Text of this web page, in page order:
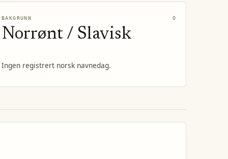
BAKGRUNN O
Norrønt / Slavisk
Ingen registrert norsk navnedag.